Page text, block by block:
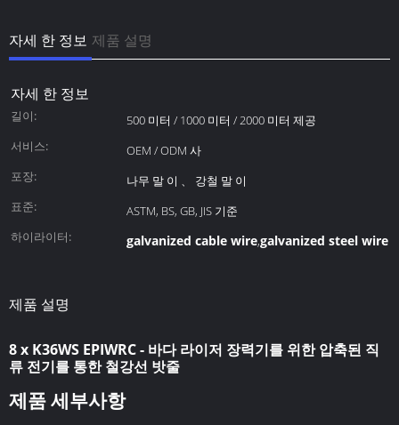
자세 한 정보 제품 설명
자세 한 정보
길이:
500 미터 / 1000 미터 / 2000 미터 제공
서비스:
OEM / ODM 사
포장:
나무 말 이 、 강철 말 이
표준:
ASTM, BS, GB, JIS 기준
하이라이터:
galvanized cable wire,galvanized steel wire
제품 설명
8 x K36WS EPIWRC - 바다 라이저 장력기를 위한 압축된 직
류 전기를 통한 철강선 밧줄
제품 세부사항